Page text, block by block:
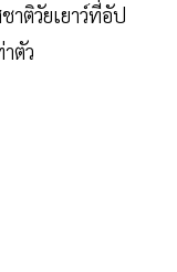
าติวัยเยาว์ที่อัป
ตัว